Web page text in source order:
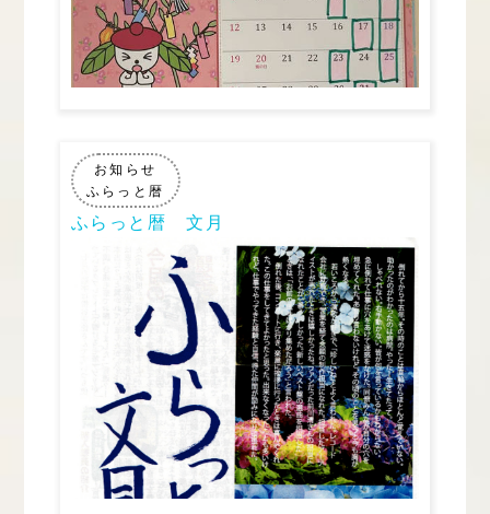
お知らせ
ふらっと暦
ふらっと暦 文月